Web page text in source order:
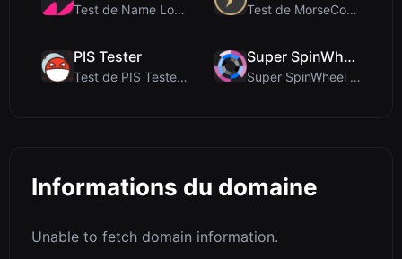
Test de Name LoveTest : un calculateur d'amour axé... Test de MorseCode Tool : Convertisseur en ligne gr...
PIS Tester
Test de PIS Tester : Le quiz d’amitié sans IA qui ...
Super SpinWheel
Super SpinWheel Review: A Privacy-First Free Wheel...
Informations du domaine
Unable to fetch domain information.